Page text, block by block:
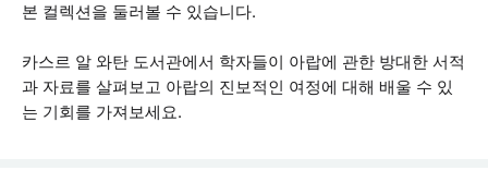
본 컬렉션을 둘러볼 수 있습니다.
카스르 알 와탄 도서관에서 학자들이 아랍에 관한 방대한 서적
과 자료를 살펴보고 아랍의 진보적인 여정에 대해 배울 수 있
는 기회를 가져보세요.